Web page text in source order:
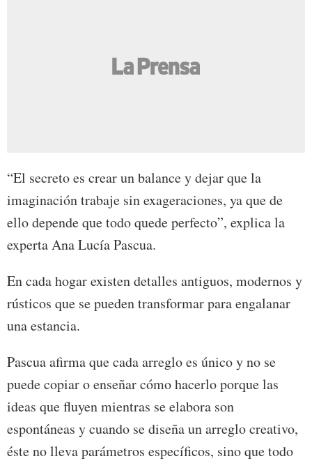
“El secreto es crear un balance y dejar que la
imaginación trabaje sin exageraciones, ya que de
ello depende que todo quede perfecto”, explica la
experta Ana Lucía Pascua.
En cada hogar existen detalles antiguos, modernos y
rústicos que se pueden transformar para engalanar
una estancia.
Pascua afirma que cada arreglo es único y no se
puede copiar o enseñar cómo hacerlo porque las
ideas que fluyen mientras se elabora son
espontáneas y cuando se diseña un arreglo creativo,
éste no lleva parámetros específicos, sino que todo